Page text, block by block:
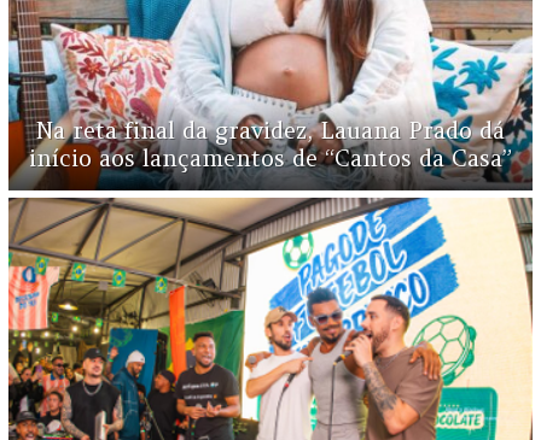
Na reta final da gravidez, Lauana Prado dá
início aos lançamentos de “Cantos da Casa”